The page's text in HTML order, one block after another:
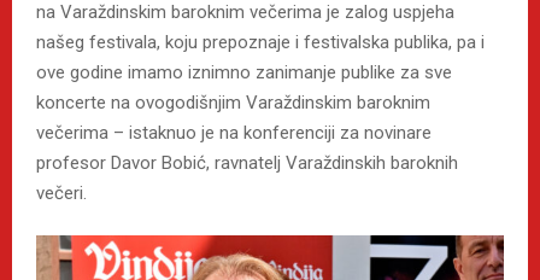
na Varaždinskim baroknim večerima je zalog uspjeha
našeg festivala, koju prepoznaje i festivalska publika, pa i
ove godine imamo iznimno zanimanje publike za sve
koncerte na ovogodišnjim Varaždinskim baroknim
večerima – istaknuo je na konferenciji za novinare
profesor Davor Bobić, ravnatelj Varaždinskih baroknih
večeri.